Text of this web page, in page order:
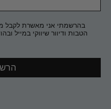
בהרשמתי אני מאשרת לקבל